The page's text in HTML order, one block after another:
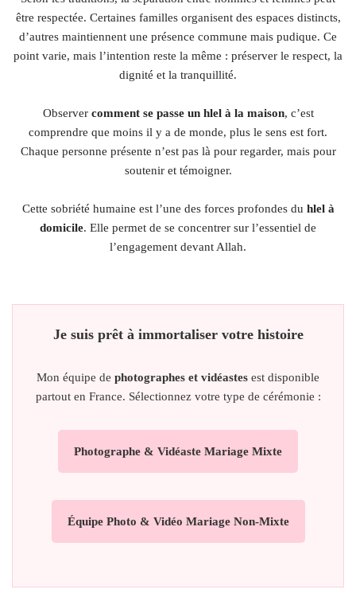
être respectée. Certaines familles organisent des espaces distincts,
d’autres maintiennent une présence commune mais pudique. Ce
point varie, mais l’intention reste la même : préserver le respect, la
dignité et la tranquillité.
Observer comment se passe un hlel à la maison, c’est
comprendre que moins il y a de monde, plus le sens est fort.
Chaque personne présente n’est pas là pour regarder, mais pour
soutenir et témoigner.
Cette sobriété humaine est l’une des forces profondes du hlel à
domicile. Elle permet de se concentrer sur l’essentiel de
l’engagement devant Allah.
Je suis prêt à immortaliser votre histoire
Mon équipe de photographes et vidéastes est disponible
partout en France. Sélectionnez votre type de cérémonie :
Photographe & Vidéaste Mariage Mixte
Équipe Photo & Vidéo Mariage Non-Mixte